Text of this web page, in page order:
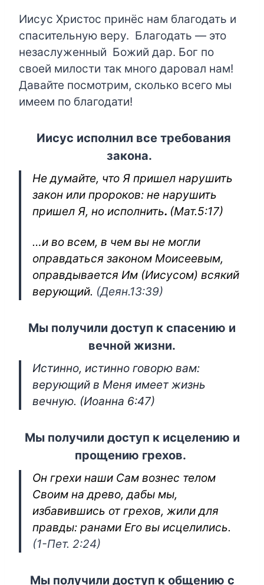
Иисус Христос принёс нам благодать и
спасительную веру. Благодать — это
незаслуженный Божий дар. Бог по
своей милости так много даровал нам!
Давайте посмотрим, сколько всего мы
имеем по благодати!
Иисус исполнил все требования
закона.
Не думайте, что Я пришел нарушить
закон или пророков: не нарушить
пришел Я, но исполнить. (Мат.5:17)
…и во всем, в чем вы не могли
оправдаться законом Моисеевым,
оправдывается Им (Иисусом) всякий
верующий. (Деян.13:39)
Мы получили доступ к спасению и
вечной жизни.
Истинно, истинно говорю вам:
верующий в Меня имеет жизнь
вечную. (Иоанна 6:47)
Мы получили доступ к исцелению и
прощению грехов.
Он грехи наши Сам вознес телом
Своим на древо, дабы мы,
избавившись от грехов, жили для
правды: ранами Его вы исцелились.
(1-Пет. 2:24)
Мы получили доступ к общению с